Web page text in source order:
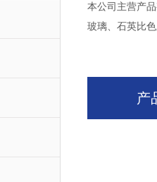
本公司主营产
玻璃、石英比
产